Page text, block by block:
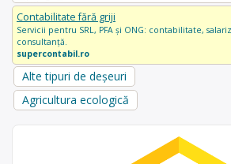
Contabilitate fără griji
Servicii pentru SRL, PFA și ONG: contabilitate,
consultanță.
supercontabil.ro
Alte tipuri de deșeuri
Agricultura ecologică